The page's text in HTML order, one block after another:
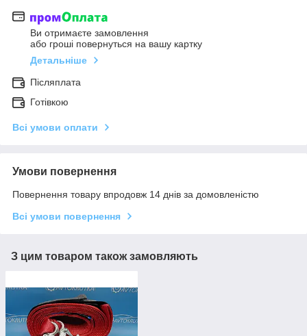
Ви отримаєте замовлення
або гроші повернуться на вашу картку
Детальніше
Післяплата
Готівкою
Всі умови оплати
Умови повернення
Повернення товару впродовж 14 днів за домовленістю
Всі умови повернення
З цим товаром також замовляють